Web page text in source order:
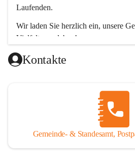
Laufenden.
Wir laden Sie herzlich ein, unsere
Vielfalt zu erleben!
Ihr Bürgermeister
Hubert Zinner
Tragöß - St. Katharein ist eine im
Gemeindestrukturreform 2015
aus den ehemaligen Gemeinden
Kontakte
Gemeinde- & Standesamt,